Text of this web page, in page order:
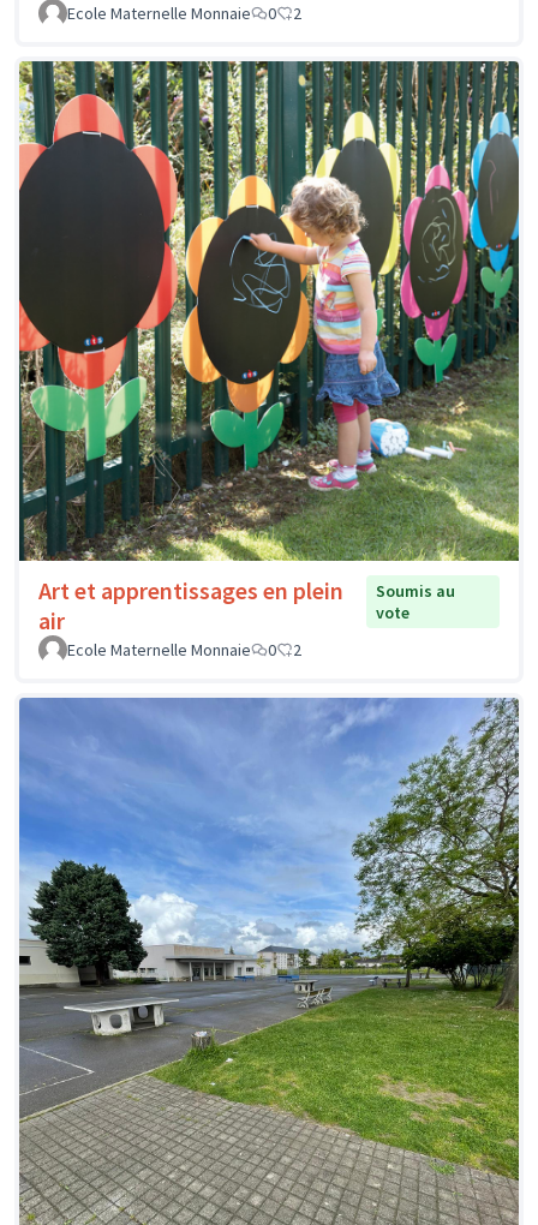
Ecole Maternelle Monnaie
0 2
Art et apprentissages en plein
air
Soumis au
vote
Ecole Maternelle Monnaie
0 2